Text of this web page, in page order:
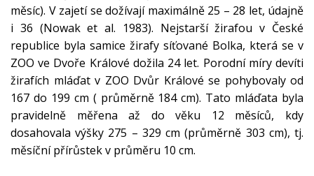
měsíc). V zajetí se dožívají maximálně 25 – 28 let, údajně
i 36 (Nowak et al. 1983). Nejstarší žirafou v České
republice byla samice žirafy síťované Bolka, která se v
ZOO ve Dvoře Králové dožila 24 let. Porodní míry devíti
žirafích mláďat v ZOO Dvůr Králové se pohybovaly od
167 do 199 cm ( průměrně 184 cm). Tato mláďata byla
pravidelně měřena až do věku 12 měsíců, kdy
dosahovala výšky 275 – 329 cm (průměrně 303 cm), tj.
měsíční přírůstek v průměru 10 cm.